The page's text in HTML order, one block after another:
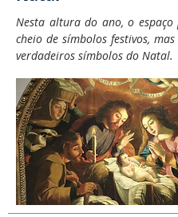
Nesta altura do ano, o espaço
cheio de símbolos festivos,
verdadeiros símbolos do Natal.